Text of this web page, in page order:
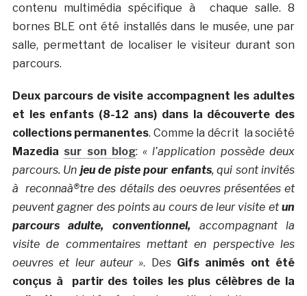
contenu multimédia spécifique à chaque salle. 8
bornes BLE ont été installés dans le musée, une par
salle, permettant de localiser le visiteur durant son
parcours.
Deux parcours de visite accompagnent les adultes
et les enfants (8-12 ans) dans la découverte des
collections permanentes. Comme la décrit la société
Mazedia sur son blog:« l’application possède deux
parcours. Un jeu de piste pour enfants, qui sont invités
à reconnaà®tre des détails des oeuvres présentées et
peuvent gagner des points au cours de leur visite etun
parcours adulte, conventionnel, accompagnant la
visite de commentaires mettant en perspective les
oeuvres et leur auteur ». Des Gifs animés ont été
conçus à partir des toiles les plus célèbres de la